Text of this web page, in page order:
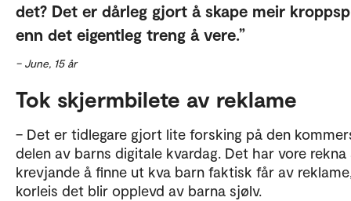
det? Det er dårleg gjort å skape meir
enn det eigentleg treng å vere.
– June, 15 år
Tok skjermbilete av reklame
– Det er tidlegare gjort lite forsking på den
delen av barns digitale kvardag. Det har vore rekna
krevjande å finne ut kva barn faktisk får av
korleis det blir opplevd av barna sjølv.